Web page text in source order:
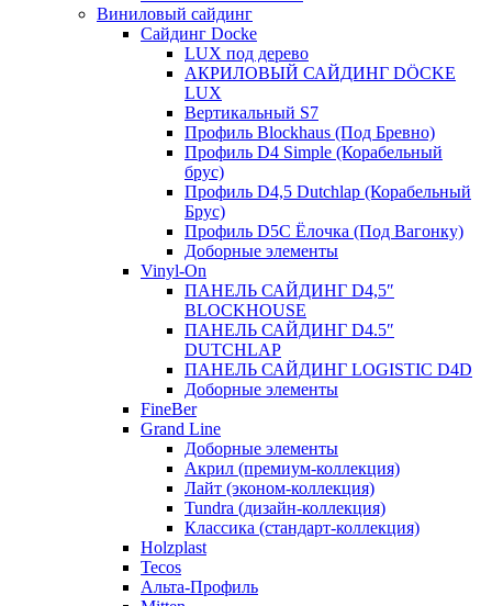
Виниловый сайдинг
Сайдинг Docke
LUX под дерево
АКРИЛОВЫЙ САЙДИНГ DÖCKE
LUX
Вертикальный S7
Профиль Blockhaus (Под Бревно)
Профиль D4 Simple (Корабельный
брус)
Профиль D4,5 Dutchlap (Корабельный
Брус)
Профиль D5C Ёлочка (Под Вагонку)
Доборные элементы
Vinyl-On
ПАНЕЛЬ САЙДИНГ D4,5″
BLOCKHOUSE
ПАНЕЛЬ САЙДИНГ D4.5″
DUTCHLAP
ПАНЕЛЬ САЙДИНГ LOGISTIC D4D
Доборные элементы
FineBer
Grand Line
Доборные элементы
Акрил (премиум-коллекция)
Лайт (эконом-коллекция)
Tundra (дизайн-коллекция)
Классика (стандарт-коллекция)
Holzplast
Tecos
Альта-Профиль